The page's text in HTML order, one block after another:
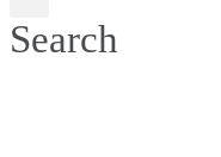
Search